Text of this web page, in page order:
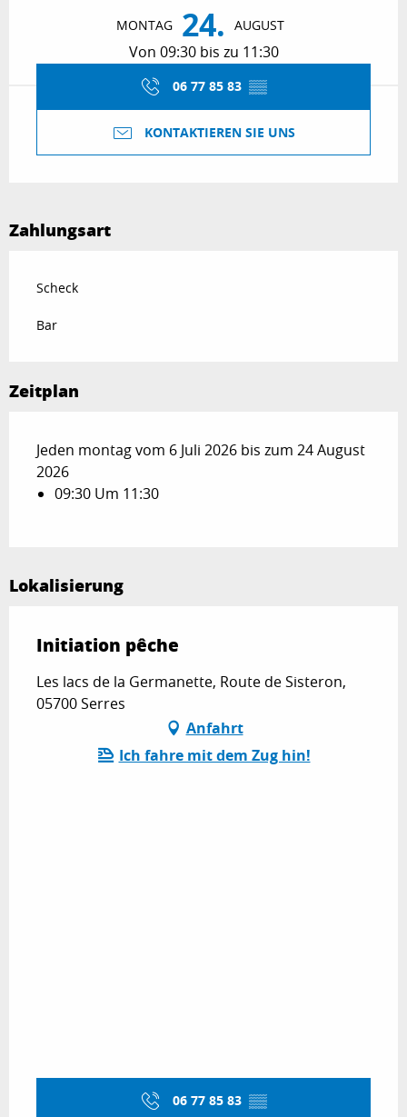
MONTAG 24. AUGUST
Von 09:30 bis zu 11:30
06 77 85 83 ▒▒
KONTAKTIEREN SIE UNS
Zahlungsart
Scheck
Bar
Zeitplan
Jeden montag vom 6 Juli 2026 bis zum 24 August
2026
09:30 Um 11:30
Lokalisierung
Initiation pêche
Les lacs de la Germanette, Route de Sisteron,
05700 Serres
Anfahrt
Ich fahre mit dem Zug hin!
06 77 85 83 ▒▒